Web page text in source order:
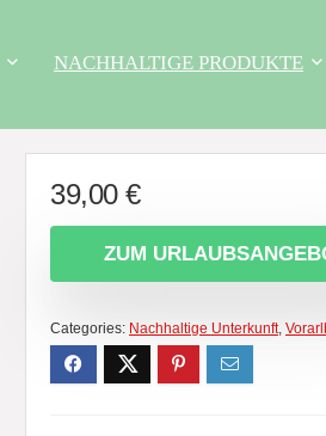
NACHHALTIGE PRODUKTE
39,00 €
ZUM
Categories: Nachhaltige Unterkunft,